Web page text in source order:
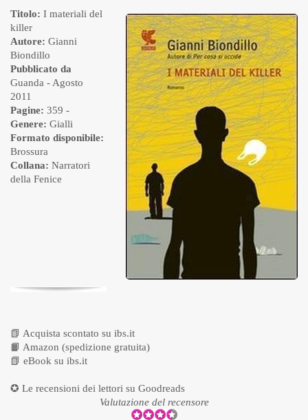
Titolo: I materiali del
killer
Autore: Gianni
Biondillo
Pubblicato da
Guanda - Agosto
2011
Pagine: 359 -
Genere: Gialli
Formato disponibile:
Brossura
Collana: Narratori
della Fenice
📗 Acquista scontato su ibs.it
📙 Amazon (spedizione gratuita)
📗 eBook su ibs.it
✪ Le recensioni dei lettori su Goodreads
Valutazione del recensore